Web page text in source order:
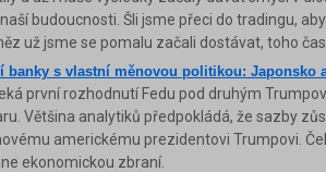
budoucnosti. Šli jsme přeci do tradingu,
už jsme se pomalu začali dostávat, toho
banky s vlastní měnovou politikou: Japonsko
první rozhodnutí Fedu pod druhým
Většina analytiků předpokládá, že sazby
americkému prezidentovi Trumpovi.
ekonomickou zbraní.